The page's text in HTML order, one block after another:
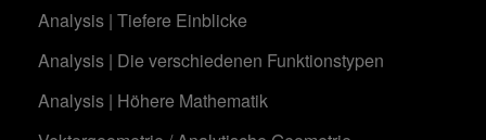
Analysis | Tiefere Einblicke
Analysis | Die verschiedenen Funktionstypen
Analysis | Höhere Mathematik